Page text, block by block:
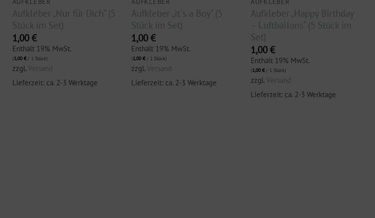
Aufkleber „Nur für Dich“ (5
Stück im Set)
1,00 €
Enthält 19% MwSt.
(1,00€/ 1 Stück)
zzgl. Versand
Lieferzeit: ca. 2-3 Werktage
Aufkleber „it`s a Boy“ (5
Stück im Set)
1,00€
Enthält 19% MwSt.
(1,00€/ 1 Stück)
zzgl.Versand
Lieferzeit: ca. 2-3 Werktage
Aufkleber „Happy Birthday
– Luftballons“ (5 Stück im
Set)
1,00€
Enthält 19% MwSt.
(1,00€/ 1 Stück)
zzgl.Versand
Lieferzeit: ca. 2-3 Werktage